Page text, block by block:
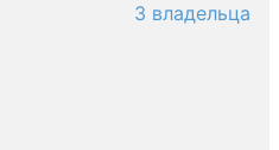
3 владельца